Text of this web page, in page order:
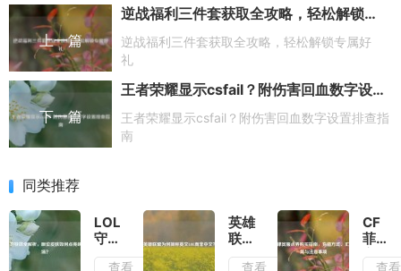
上一篇
逆战福利三件套获取全攻略，轻松解锁专属好礼
逆战福利三件套获取全攻略，轻松解锁专属好
礼
下一篇
王者荣耀显示csfail？附伤害回血数字设置排查指南
王者荣耀显示csfail？附伤害回血数字设置排查指
南
同类推荐
LOL
守卫
特效
查看
英雄
联盟
为何
查看
CF
菲律
宾服
查看